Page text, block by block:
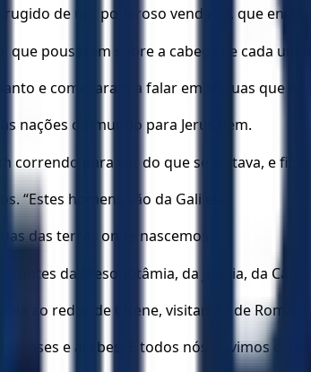
de um poderoso vendaval, que
que pousaram sobre a cabeça de cada um
e começaram a falar em línguas que
nações do mundo para Jerusalém.
correndo para ver do que se tratava, e
“Estes homens são da Galileia.
das terras onde nascemos?
da Mesopotâmia, da Judeia, da
ao redor de Cirene, visitantes de Roma,
e árabes. E todos nós ouvimos